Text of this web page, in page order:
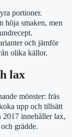
portioner.
höja smaken, men
och jämför
olika källor.
lax
mönster: fräs
upp och tillsätt
2017 innehåller lax,
grädde.